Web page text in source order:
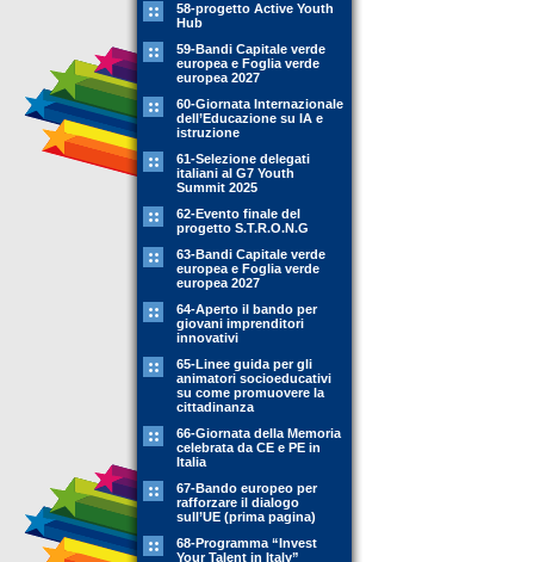
58-progetto Active Youth
Hub
59-Bandi Capitale verde
europea e Foglia verde
europea 2027
60-Giornata Internazionale
dell’Educazione su IA e
istruzione
61-Selezione delegati
italiani al G7 Youth
Summit 2025
62-Evento finale del
progetto S.T.R.O.N.G
63-Bandi Capitale verde
europea e Foglia verde
europea 2027
64-Aperto il bando per
giovani imprenditori
innovativi
65-Linee guida per gli
animatori socioeducativi
su come promuovere la
cittadinanza
66-Giornata della Memoria
celebrata da CE e PE in
Italia
67-Bando europeo per
rafforzare il dialogo
sull’UE (prima pagina)
68-Programma “Invest
Your Talent in Italy”